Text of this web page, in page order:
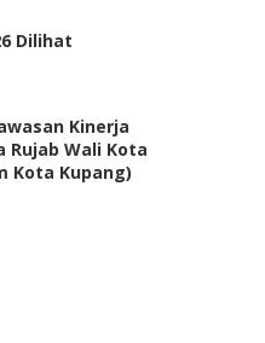
Dilihat
Kinerja
Rujab Wali Kota
Kota Kupang)